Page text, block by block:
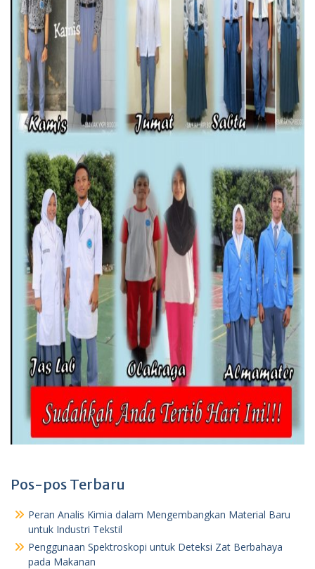
Pos-pos Terbaru
Peran Analis Kimia dalam Mengembangkan Material Baru
untuk Industri Tekstil
Penggunaan Spektroskopi untuk Deteksi Zat Berbahaya
pada Makanan